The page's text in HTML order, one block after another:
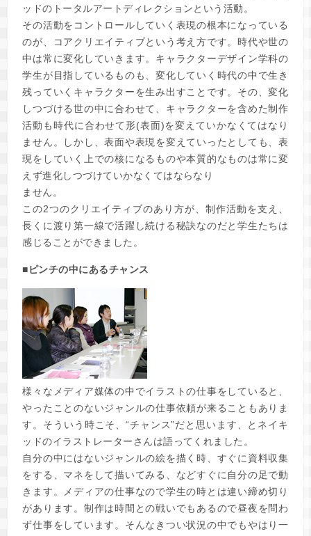
ッドのトータルアートディレクションという活動。
その活動をコントロールしていく表現の根本になっている
のが、コアクリエイティブという考え方です。時代や世の
中は常に変化していきます。キャラクターデザイン学科の
学生が目指しているものも、変化していく時代の中で生き
残っていくキャラクターを生み出すことです。その、変化
しつづける世の中に合わせて、キャラクターを含めた制作
活動も時代に合わせて形(表面)を変えていかなくてはなり
ません。しかし、表面や表現を変えていったとしても、表
現をしていく上での核になるものや本質的なものは常に変
えず進化しつづけていかなくてはならなり
ません。
この2つのクリエイティブのあり方が、制作活動を支え、
長くに渡り第一線で活躍し続ける秘訣なのだと学生たちは
感じることができました。
■ピンチの中にあるチャンス
様々なメディア媒体の中でイラストの仕事をしていると、
やったことのないジャンルの仕事依頼が来ることもありま
す。そういう時こそ、“チャンス”だと思います、とネイキ
ッドのイラストレーターさんは語ってくれました。
自分の中にはないジャンルの絵を描く時、すぐに資料収集
をする、マネをして描いてみる、などすぐに自分の足で動
きます。メディアの仕事なので学生の時とは違い締め切り
があります。制作は時間との戦いでもあるので昼夜を問わ
ず仕事をしています。そんなきつい状況の中でもやはり一